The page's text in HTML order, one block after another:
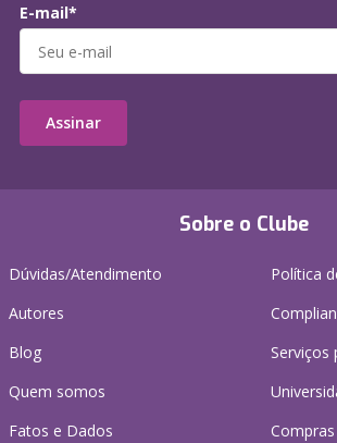
Sobre o Clube
Dúvidas/Atendimento
Autores
Blog
Quem somos
Fatos e Dados
Política
Serviços
E-mail*
Assinar